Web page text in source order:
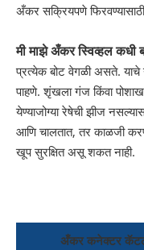
अँकर सक्रियपणे
मी माझे अँकर स्विव्हल कधी
प्रत्येक बोट वेगळी असते. याचे
पाहणे. शृंखला गंज किंवा पोशाख
येण्याजोग्या रेषेची झीज
आणि चालतात, तर काळजी
खूप सुरक्षित असू शकत नाही.
अँकर कनेक्टर